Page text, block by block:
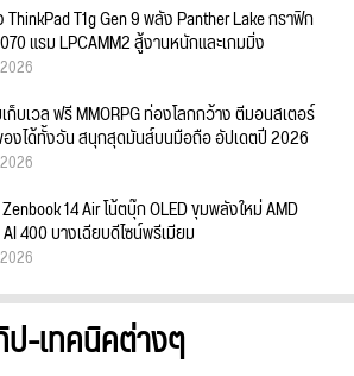
T1g Gen 9 พลัง Panther Lake กราฟิก
แรม LPCAMM2 สู้งานหนักและเกมมิ่ง
ก็บเวล ฟรี MMORPG ท่องโลกกว้าง ตีมอนสเตอร์
งได้ทั้งวัน สนุกสุดมันส์บนมือถือ อัปเดตปี 2026
14 Air โน้ตบุ๊ก OLED ขุมพลังใหม่ AMD
400 บางเฉียบดีไซน์พรีเมียม
-เทคนิคต่างๆ